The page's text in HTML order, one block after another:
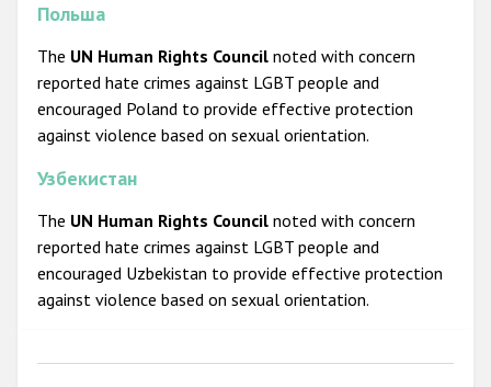
Польша
The UN Human Rights Council noted with concern
reported hate crimes against LGBT people and
encouraged Poland to provide effective protection
against violence based on sexual orientation.
Узбекистан
The UN Human Rights Council noted with concern
reported hate crimes against LGBT people and
encouraged Uzbekistan to provide effective protection
against violence based on sexual orientation.